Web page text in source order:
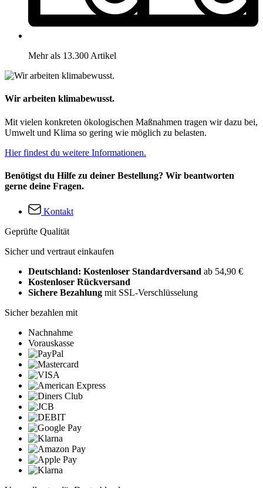
Mehr als 13.300 Artikel
Wir arbeiten klimabewusst.
Mit vielen konkreten ökologischen Maßnahmen tragen wir dazu bei,
Umwelt und Klima so gering wie möglich zu belasten.
Hier findest du weitere Informationen.
Benötigst du Hilfe zu deiner Bestellung? Wir beantworten
gerne deine Fragen.
Kontakt
Geprüfte Qualität
Sicher und vertraut einkaufen
Deutschland: Kostenloser Standardversand ab 54,90 €
Kostenloser Rückversand
Sichere Bezahlung mit SSL-Verschlüsselung
Sicher bezahlen mit
Nachnahme
Vorauskasse